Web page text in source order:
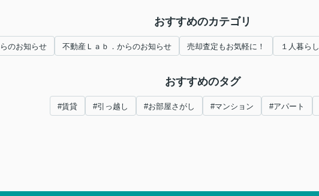
おすすめのカテゴリ
のお知らせ 不動産Ｌａｂ．からのお知らせ 売却査定もお気軽に！ １人暮らし
おすすめのタグ
#賃貸 #引っ越し #お部屋さがし #マンション #アパート